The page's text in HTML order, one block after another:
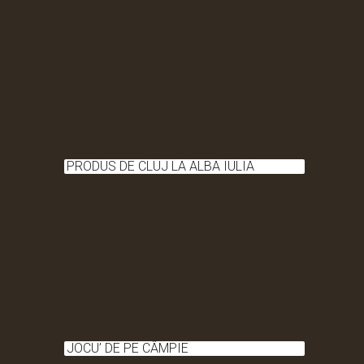
PRODUS DE CLUJ LA ALBA IULIA
JOCU’ DE PE CÂMPIE